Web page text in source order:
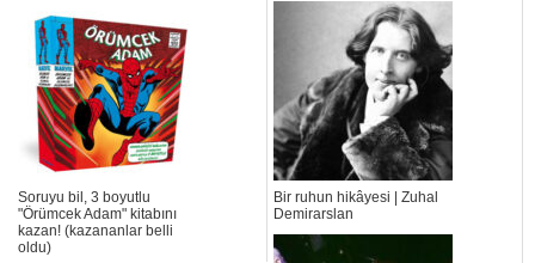
Soruyu bil, 3 boyutlu
"Örümcek Adam" kitabını
kazan! (kazananlar belli
oldu)
Bir ruhun hikâyesi | Zuhal
Demirarslan